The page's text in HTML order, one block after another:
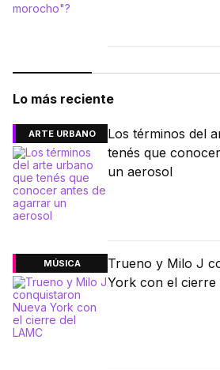
Lo más reciente
ARTE URBANO
Los términos del
tenés que
un aerosol
MÚSICA
Trueno y Milo J
York con el cierre